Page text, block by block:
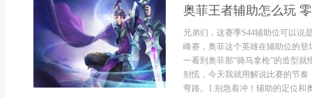
奥菲王者辅助怎么玩
兄弟们，这赛季S44辅助位可以说
峰赛，奥菲这个英雄在辅助位的
一看到奥菲那“骑马拿枪”的造型
别慌，今天我就用解说比赛的节
弯路。1.别急着冲！辅助的定位和